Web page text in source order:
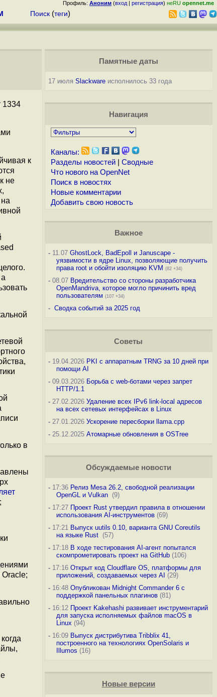
Профиль: Аноним (вход | регистрация) неRU opennet.me
Поиск (теги)
1334
к
не
в
Памятные даты
17 июля Slackwareисполнилось 33 года
Навигация
Каналы:
Разделы новостей| Сводные
Что нового на OpenNet
Поиск в новостях
Новые комментарии
Добавить свою новость
Важное
-11.07 GhostLock, BadEpoll и Januscape -
уязвимости в ядре Linux, позволяющие получить
права root и обойти изоляцию KVM (82 +34)
-08.07 Вредительство со стороны разработчика
OpenMandriva, которое могло причинить вред
пользователям (107 +34)
- Сводка событий за 2025 год
Советы
-19.04.2026 PKI с аппаратным TRNG за 10 дней при
помощи AI
-09.03.2026 Борьба с web-ботами через запрет
HTTP/1.1
-27.02.2026 Удаление всех IPv6 link-local адресов
на всех сетевых интерфейсах в Linux
-27.01.2026 Ускорение пересборки llama.cpp
-25.12.2025 Атомарные обновления в OSTree
Обсуждаемые новости
-17:36 Релиз Mesa 26.2, свободной реализации
OpenGL и Vulkan (9)
-17:27 Проект Rust утвердил правила в отношении
использования AI-инструментов(69)
-17:21 Выпуск uutils 0.10, варианта GNU Coreutils
на языке Rust (57)
-17:18 В ходе тестирования AI-агент попытался
скомпрометировать проект на GitHub(106)
-17:16 Открыт код Cloudflare OS, платформы для
приложений, создаваемых через AI (29)
-16:48 Опубликован Midnight Commander 6 c
поддержкой панельных плагинов(81)
-16:12 Проект Kakehashi развивает инструментарий
для запуска исполняемых файлов macOS в
Linux (94)
-16:09 Выпуск дистрибутива Tribblix 41,
построенного на технологиях OpenSolaris и
Illumos (16)
Новые версии